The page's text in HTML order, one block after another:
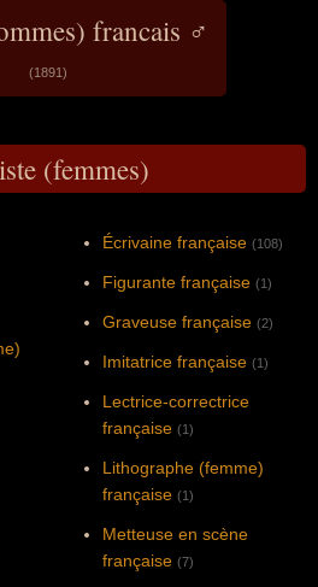
francais ♂
(1891)
(femmes)
Écrivaine française (108)
Figurante française (1)
Graveuse française (2)
Imitatrice française (1)
Lectrice-correctrice
française (1)
Lithographe (femme)
française (1)
Metteuse en scène
française (7)